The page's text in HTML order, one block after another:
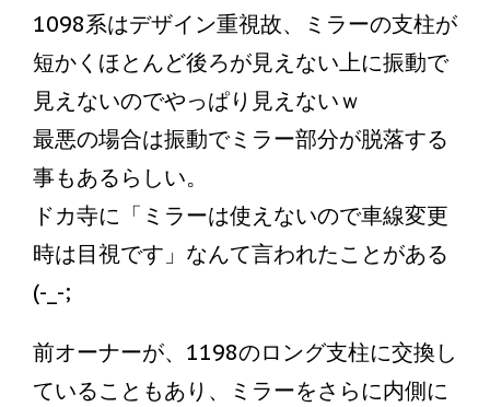
1098系はデザイン重視故、ミラーの支柱が
短かくほとんど後ろが見えない上に振動で
見えないのでやっぱり見えないｗ
最悪の場合は振動でミラー部分が脱落する
事もあるらしい。
ドカ寺に「ミラーは使えないので車線変更
時は目視です」なんて言われたことがある
(-_-;
前オーナーが、1198のロング支柱に交換し
ていることもあり、ミラーをさらに内側に